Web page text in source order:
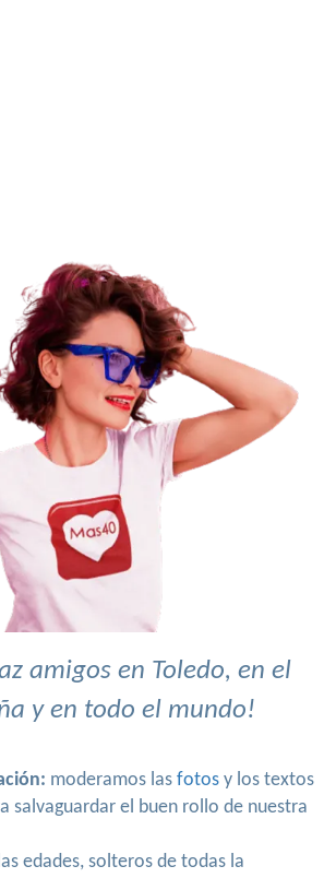
amigos en Toledo, en el
y en todo el mundo!
moderamos las fotos y los textos
salvaguardar el buen rollo de nuestra
edades, solteros de todas la